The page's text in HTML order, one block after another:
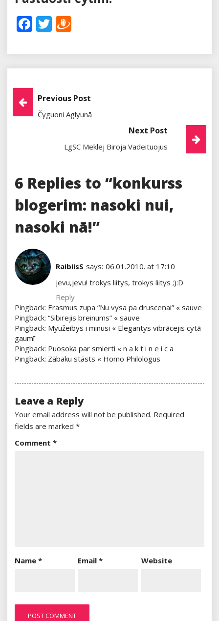
Facebook
Twitter
Post
Navigation
Previous Post
Čyguoni Aglyunā
Next Post
LgSC Meklej Biroja Vadeituojus
6 Replies to “konkurss
blogerim: nasoki nui,
nasoki nā!”
RaibiisS says: 06.01.2010. at 17:10
jevu,jevu! trokys liitys, trokys liitys ;):D
Reply
Pingback: Erasmus zupa “Nu vysa pa drusceņai” « sauve
Pingback: “Sibirejis breinums” « sauve
Pingback: Myužeibys i minusi « Elegantys vibrācejis cytā
gaumī
Pingback: Puosoka par smierti « n a k t i n e i c a
Pingback: Zābaku stāsts « Homo Philologus
Leave a Reply
Your email address will not be published. Required
fields are marked *
Comment *
Name * Email* Website